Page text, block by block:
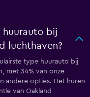
bij
luchthaven?
type huurauto bij
met 34% van onze
andere opties. Het huren
van Oakland